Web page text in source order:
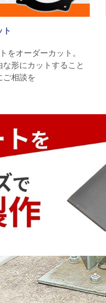
ト
をオーダーカット。
形にカットすること
ご相談を